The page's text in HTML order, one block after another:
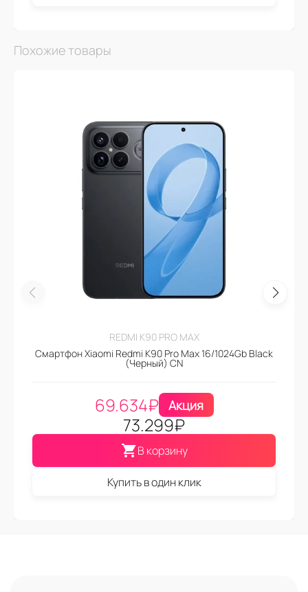
Похожие товары
REDMI K90 PRO MAX
Смартфон Xiaomi Redmi K90 Pro Max 16/1024Gb Black
(Черный) CN
69.634₽ Акция
73.299₽
В корзину
Купить в один клик